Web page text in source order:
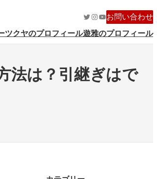
Twitter
Instagram
YouTube
お問い合わせ
ツクヤのプロフィール遊雅のプロフィール
法は？引継ぎはで